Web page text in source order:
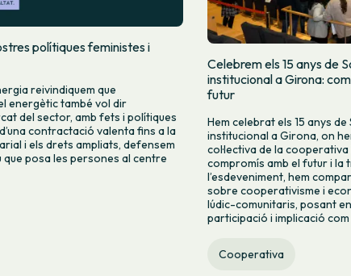
polítiques feministes i
reivindiquem que
energètic també vol dir
del sector, amb fets i polítiques
contractació valenta fins a la
i els drets ampliats, defensem
posa les persones al centre
Celebrem els 15 anys de
institucional a Girona:
futur
Hem celebrat els 15 anys
institucional a Girona, on
col·lectiva de la
compromís amb el futur i
l’esdeveniment, hem
sobre cooperativisme i
lúdic-comunitaris, posant
participació i implicació
Cooperativa